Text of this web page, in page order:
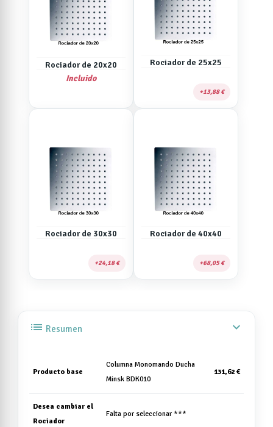
Rociador de 20x20
Incluido
Rociador de 25x25
13,88 €
Rociador de 30x30
24,18 €
Rociador de 40x40
68,05 €
list Resumen expand_more
Producto base
Columna Monomando Ducha
Minsk BDK010
131,62 €
Desea cambiar el
Rociador
Falta por seleccionar ***